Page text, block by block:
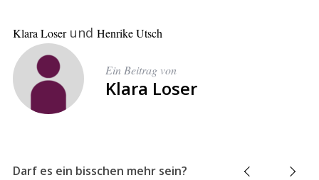
Klara Loserund Henrike Utsch
Ein Beitrag von
Klara Loser
Darf es ein bisschen mehr sein?
e
a
c
r